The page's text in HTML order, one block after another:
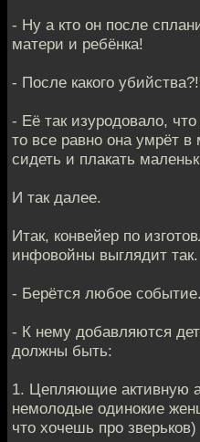
- Ну а кто он после
матери и ребёнка!
- После какого
- Её так изуродовало,
то все равно она умрёт
сидеть и плакать
И так далее.
Итак, конвейер по
инфовойны выглядит так.
- Берётся любое
- К нему добавляются
должны быть:
1. Цепляющие активную
немолодые одинокие
что хочешь про зверьков)